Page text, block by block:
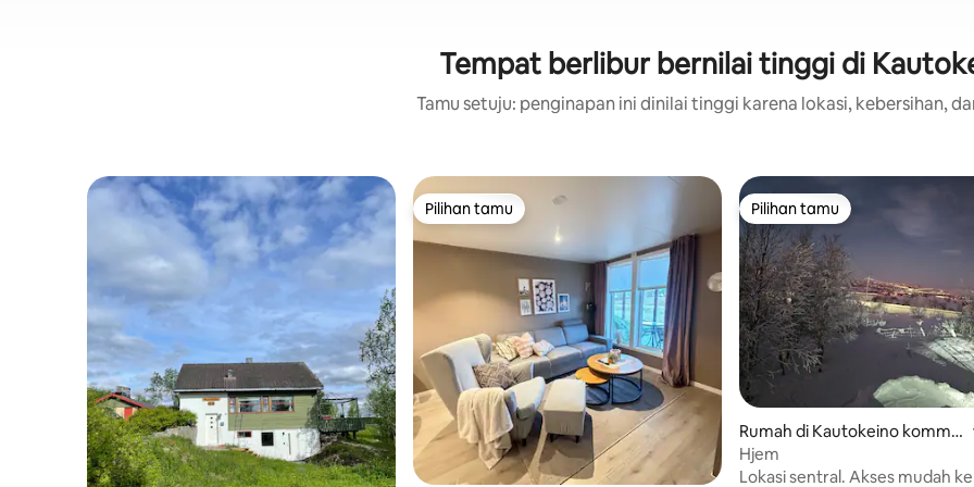
Tempat berlibur bernilai tinggi di
Tamu setuju: penginapan ini dinilai tinggi karena lokasi, kebersihan,
Pilihan tamu
Pilihan tamu Pilihan tamu
Pilihan tamu
Rumah di Kautokeino kommu
ne
Hjem
Lokasi sentral. Akses mudah